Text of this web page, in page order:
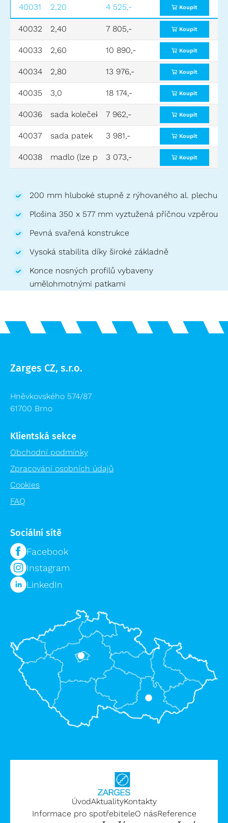
40031 2,20 0,20
4 525,- Koupit
40032 2,40 0,40
7 805,- Koupit
40033 2,60 0,60
10 890,- Koupit
40034 2,80 0,80
13 976,- Koupit
40035 3,0 0,99
18 174,- Koupit
40036 sada koleček viz obr. č. 4
7 962,- Koupit
40037 sada patek viz obr. č. 3
3 981,- Koupit
40038 madlo (lze použít od 3 stupňů) viz obr. č. 5
3 073,- Koupit
200 mm hluboké stupně z rýhovaného al. plechu
Plošina 350 x 577 mm vyztužená příčnou vzpěrou
Pevná svařená konstrukce
Vysoká stabilita díky široké základně
Konce nosných profilů vybaveny
umělohmotnými patkami
Zarges CZ, s.r.o.
Hněvkovského 574/87
61700 Brno
Klientská sekce
Obchodní podmínky
Zpracování osobních údajů
Cookies
FAQ
Sociální sítě
Facebook
Instagram
LinkedIn
ÚvodAktualityKontakty
Informace pro spotřebiteleO násReference